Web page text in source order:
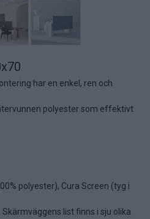
har en enkel, ren och
polyester som effektivt
polyester), Cura Screen (tyg i
list finns i sju olika